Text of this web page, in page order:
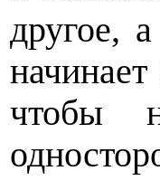
другое,
чтобы